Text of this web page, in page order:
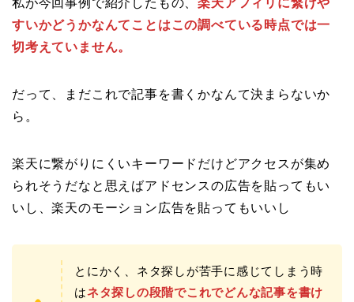
私が今回事例で紹介したもの、楽天アフィリに繋げや
すいかどうかなんてことはこの調べている時点では一
切考えていません。
だって、まだこれで記事を書くかなんて決まらないか
ら。
楽天に繋がりにくいキーワードだけどアクセスが集め
られそうだなと思えばアドセンスの広告を貼ってもい
いし、楽天のモーション広告を貼ってもいいし
とにかく、ネタ探しが苦手に感じてしまう時
はネタ探しの段階でこれでどんな記事を書け